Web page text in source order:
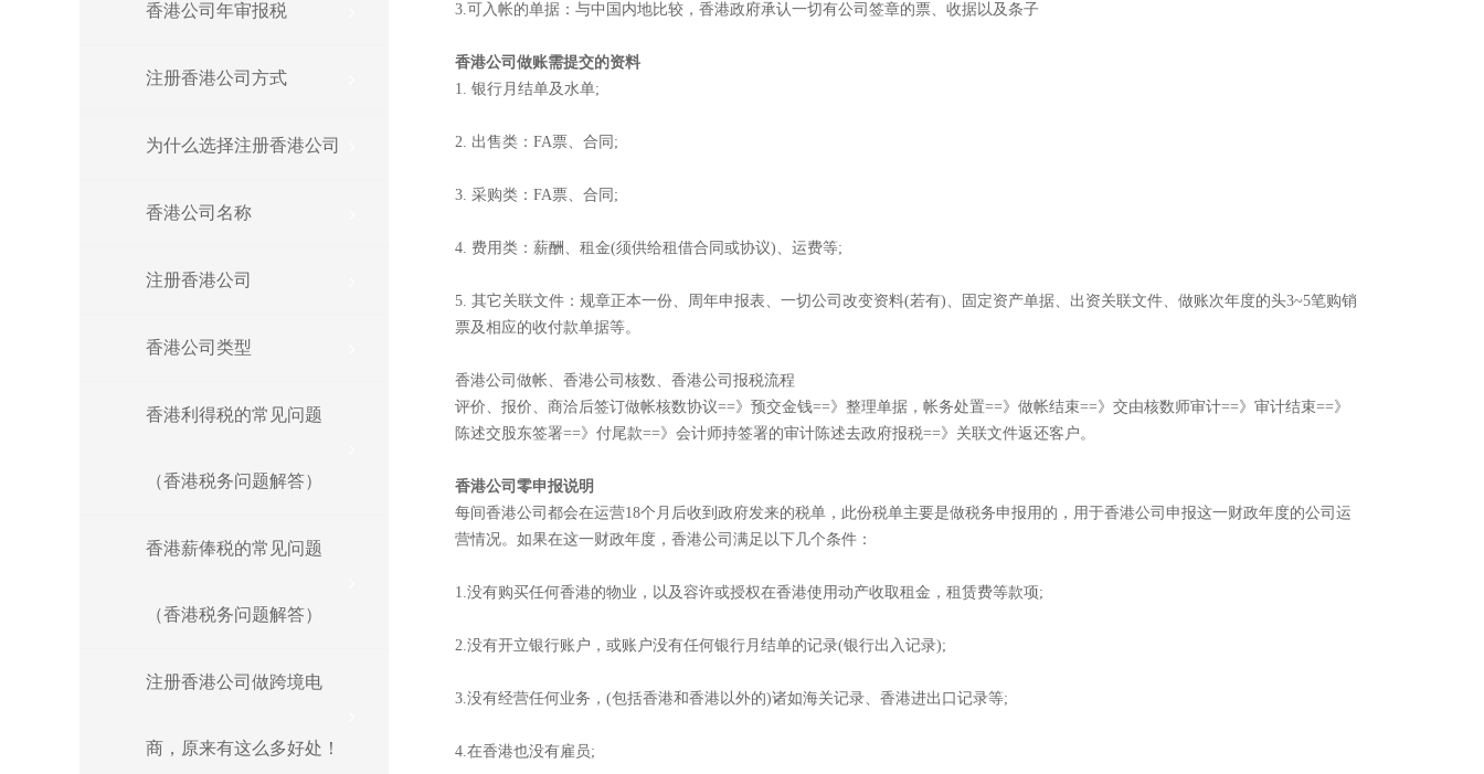
香港公司年审报税
注册香港公司方式
为什么选择注册香港公司
香港公司名称
注册香港公司
香港公司类型
香港利得税的常见问题
（香港税务问题解答）
香港薪俸税的常见问题
（香港税务问题解答）
注册香港公司做跨境电
商，原来有这么多好处！
3.可入帐的单据：与中国内地比较，香港政府承认一切有公司签章的票、收据以及条子
香港公司做账需提交的资料
1. 银行月结单及水单;
2. 出售类：FA票、合同;
3. 采购类：FA票、合同;
4. 费用类：薪酬、租金(须供给租借合同或协议)、运费等;
5. 其它关联文件：规章正本一份、周年申报表、一切公司改变资料(若有)、固定资产单据、出资关联文件、做账次年度的头3~5笔购销
票及相应的收付款单据等。
香港公司做帐、香港公司核数、香港公司报税流程
评价、报价、商洽后签订做帐核数协议==》预交金钱==》整理单据，帐务处置==》做帐结束==》交由核数师审计==》审计结束==》
陈述交股东签署==》付尾款==》会计师持签署的审计陈述去政府报税==》关联文件返还客户。
香港公司零申报说明
每间香港公司都会在运营18个月后收到政府发来的税单，此份税单主要是做税务申报用的，用于香港公司申报这一财政年度的公司运
营情况。如果在这一财政年度，香港公司满足以下几个条件：
1.没有购买任何香港的物业，以及容许或授权在香港使用动产收取租金，租赁费等款项;
2.没有开立银行账户，或账户没有任何银行月结单的记录(银行出入记录);
3.没有经营任何业务，(包括香港和香港以外的)诸如海关记录、香港进出口记录等;
4.在香港也没有雇员;